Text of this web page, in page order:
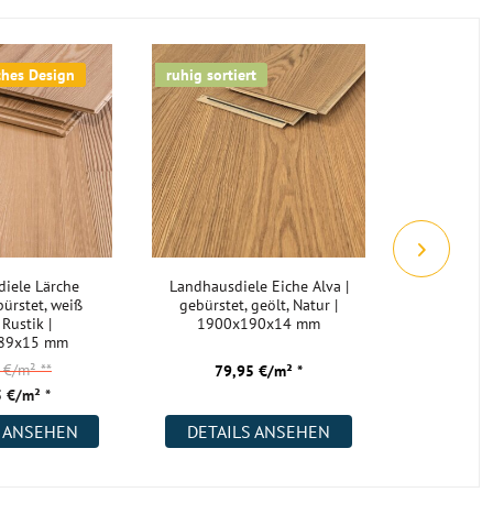
Design
Lärche
weiß
|
mm
€/m² *
€/m²**
ruhig sortiert
Landhausdiele Eiche Alva |
gebürstet, geölt, Natur |
1900x190x14 mm
79,95 €/m² *
DETAILS ANSEHEN